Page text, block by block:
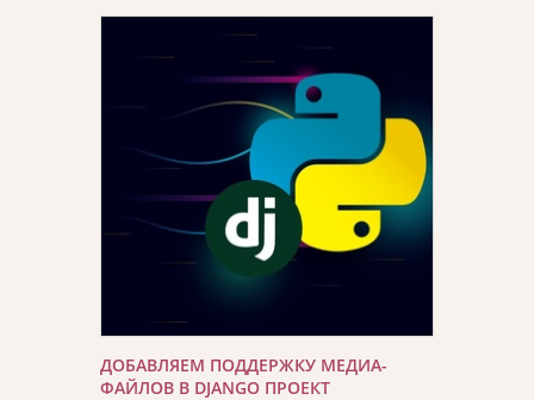
ДОБАВЛЯЕМ ПОДДЕРЖКУ МЕДИА-
ФАЙЛОВ В DJANGO ПРОЕКТ